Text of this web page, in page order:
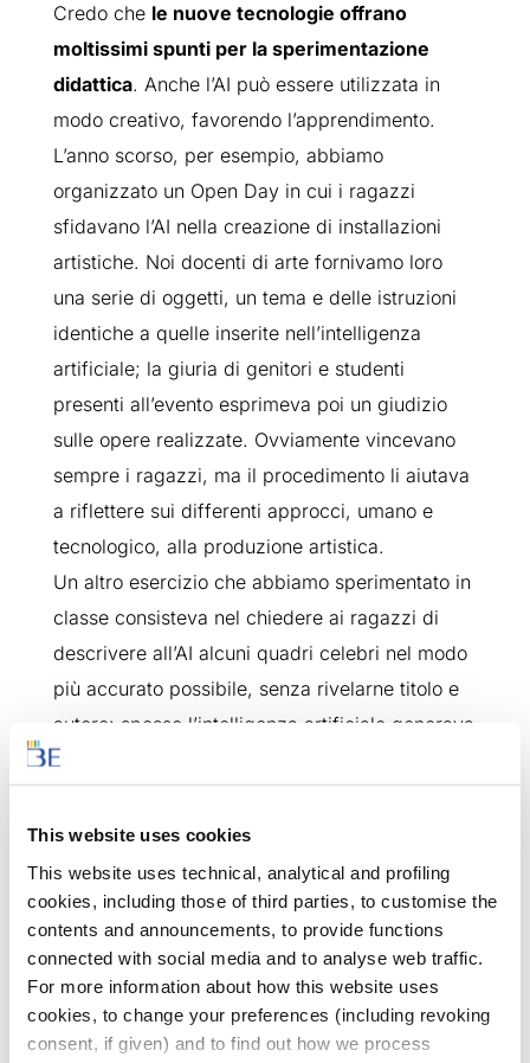
This website uses cookies
This website uses technical, analytical and profiling
cookies, including those of third parties, to customise the
contents and announcements, to provide functions
connected with social media and to analyse web traffic.
For more information about how this website uses
cookies, to change your preferences (including revoking
consent, if given) and to find out how we process
Credo che le nuove tecnologie offrano
moltissimi spunti per la sperimentazione
didattica. Anche l’AI può essere utilizzata in
modo creativo, favorendo l’apprendimento.
L’anno scorso, per esempio, abbiamo
organizzato un Open Day in cui i ragazzi
sfidavano l’AI nella creazione di installazioni
artistiche. Noi docenti di arte fornivamo loro
una serie di oggetti, un tema e delle istruzioni
identiche a quelle inserite nell’intelligenza
artificiale; la giuria di genitori e studenti
presenti all’evento esprimeva poi un giudizio
sulle opere realizzate. Ovviamente vincevano
sempre i ragazzi, ma il procedimento li aiutava
a riflettere sui differenti approcci, umano e
tecnologico, alla produzione artistica.
Un altro esercizio che abbiamo sperimentato in
classe consisteva nel chiedere ai ragazzi di
descrivere all’AI alcuni quadri celebri nel modo
più accurato possibile, senza rivelarne titolo e
autore: spesso l’intelligenza artificiale generava
immagini molto simili alle opere originali. Sono
apprendere in modo coinvolgente aspetti legati
alla disciplina, ma anchedi educare gli
studenti a un uso consapevole di strumenti
con cui certamente dovranno confrontarsi in
E a livello più generale, nella sua scuola, si